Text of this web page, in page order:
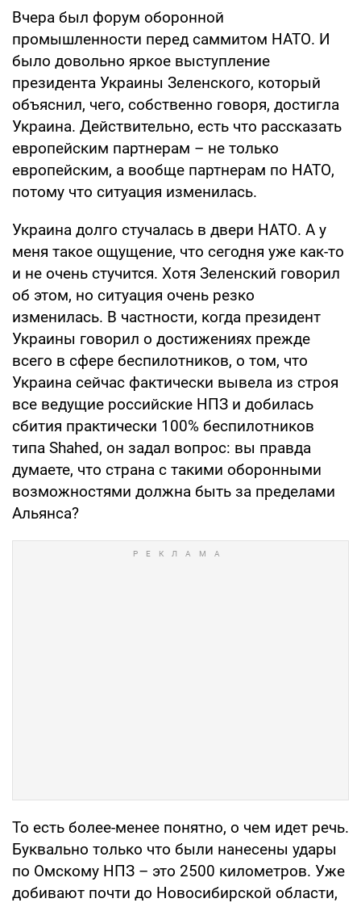
Вчера был форум оборонной
промышленности перед саммитом НАТО. И
было довольно яркое выступление
президента Украины Зеленского, который
объяснил, чего, собственно говоря, достигла
Украина. Действительно, есть что рассказать
европейским партнерам – не только
европейским, а вообще партнерам по НАТО,
потому что ситуация изменилась.
Украина долго стучалась в двери НАТО. А у
меня такое ощущение, что сегодня уже как-то
и не очень стучится. Хотя Зеленский говорил
об этом, но ситуация очень резко
изменилась. В частности, когда президент
Украины говорил о достижениях прежде
всего в сфере беспилотников, о том, что
Украина сейчас фактически вывела из строя
все ведущие российские НПЗ и добилась
сбития практически 100% беспилотников
типа Shahed, он задал вопрос: вы правда
думаете, что страна с такими оборонными
возможностями должна быть за пределами
Альянса?
То есть более-менее понятно, о чем идет речь.
Буквально только что были нанесены удары
по Омскому НПЗ – это 2500 километров. Уже
добивают почти до Новосибирской области,